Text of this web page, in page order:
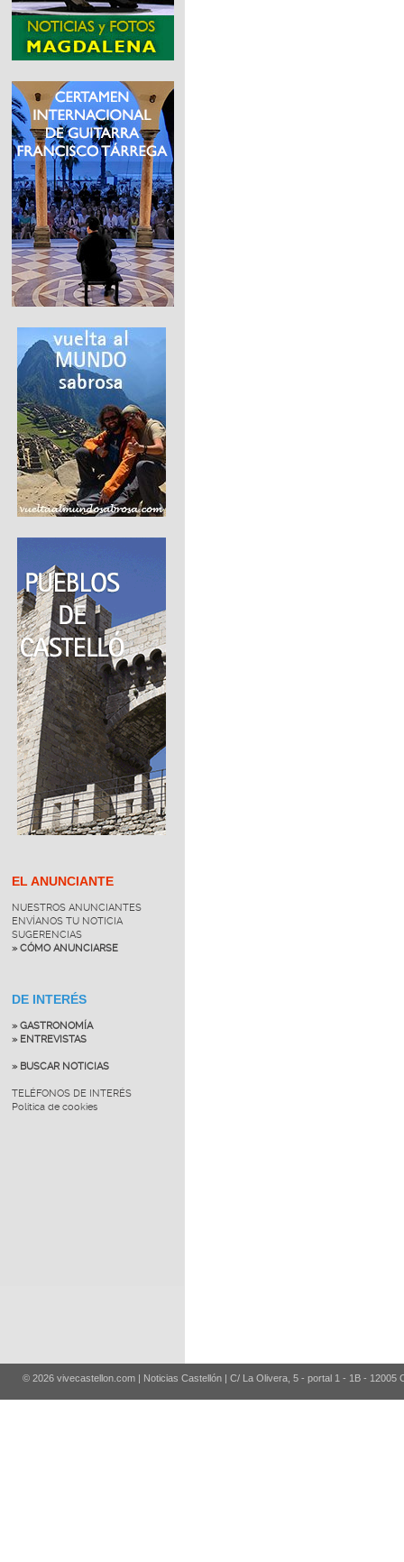
EL ANUNCIANTE
NUESTROS ANUNCIANTES
ENVÍANOS TU NOTICIA
SUGERENCIAS
» CÓMO ANUNCIARSE
DE INTERÉS
» GASTRONOMÍA
» ENTREVISTAS
» BUSCAR NOTICIAS
TELÉFONOS DE INTERÉS
Política de cookies
© 2026 vivecastellon.com | Noticias Castellón | C/ La Olivera, 5 - portal 1 - 1B - 12005